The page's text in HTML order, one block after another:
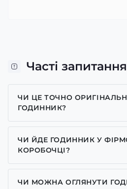
Часті запитання
ЧИ ЦЕ ТОЧНО
ГОДИННИК?
Так, усі годинники у нас
представником багатьох
ЧИ ЙДЕ ГОДИННИК У
КОРОБОЧЦІ?
Для годинників бренду
GUARDO та GOODYEAR
ЧИ МОЖНА ОГЛЯНУТИ